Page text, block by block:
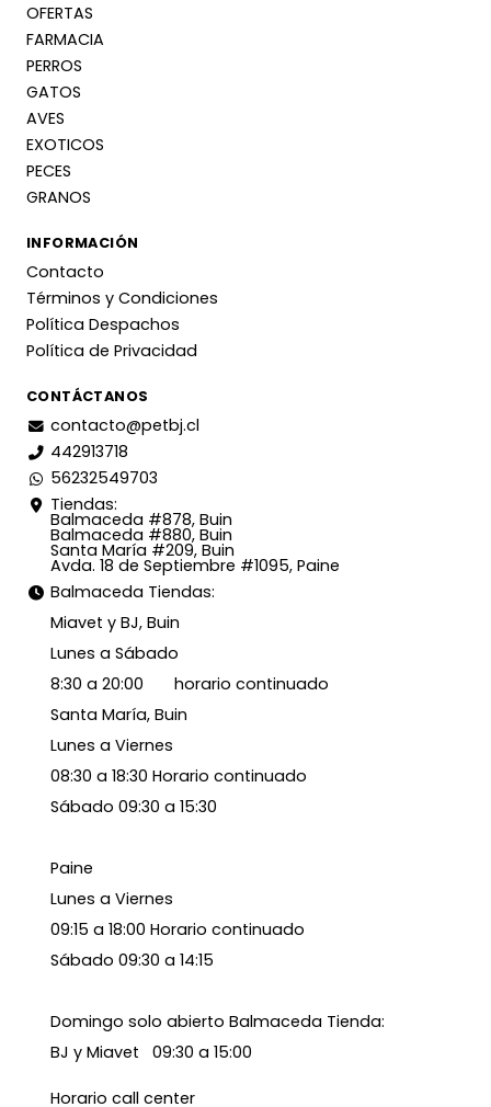
OFERTAS
FARMACIA
PERROS
GATOS
AVES
EXOTICOS
PECES
GRANOS
INFORMACIÓN
Contacto
Términos y Condiciones
Política Despachos
Política de Privacidad
CONTÁCTANOS
contacto@petbj.cl
442913718
56232549703
Tiendas:
Balmaceda #878, Buin
Balmaceda #880, Buin
Santa María #209, Buin
Avda. 18 de Septiembre #1095, Paine
Balmaceda Tiendas:
Miavet y BJ, Buin
Lunes a Sábado
8:30 a 20:00 horario continuado
Santa María, Buin
Lunes a Viernes
08:30 a 18:30 Horario continuado
Sábado 09:30 a 15:30
Paine
Lunes a Viernes
09:15 a 18:00 Horario continuado
Sábado 09:30 a 14:15
Domingo solo abierto Balmaceda Tienda:
BJ y Miavet 09:30 a 15:00
Horario call center